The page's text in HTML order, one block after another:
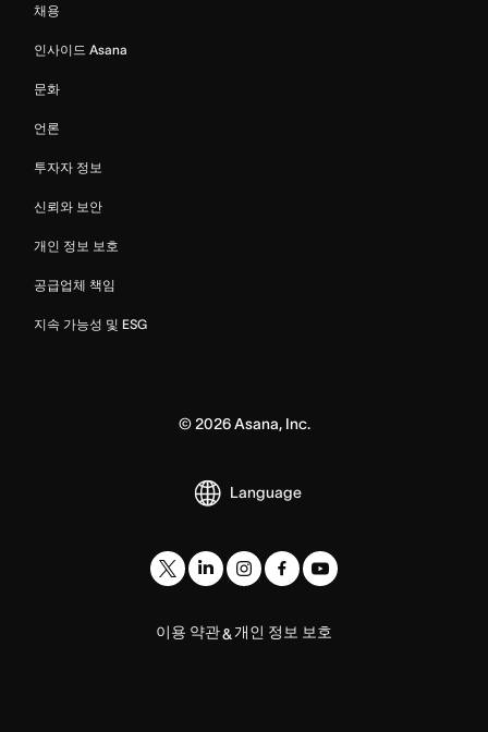
채용
인사이드 Asana
문화
언론
투자자 정보
신뢰와 보안
개인 정보 보호
공급업체 책임
지속 가능성 및 ESG
©2026Asana, Inc.
Language
이용 약관&개인 정보 보호